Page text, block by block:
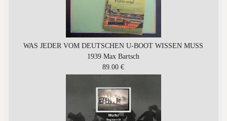
WAS JEDER VOM DEUTSCHEN U-BOOT WISSEN MUSS
1939 Max Bartsch
89.00 €